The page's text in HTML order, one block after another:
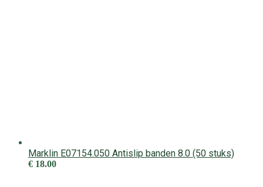
Marklin E07154.050 Antislip banden 8.0 (50 stuks)
€ 18.00